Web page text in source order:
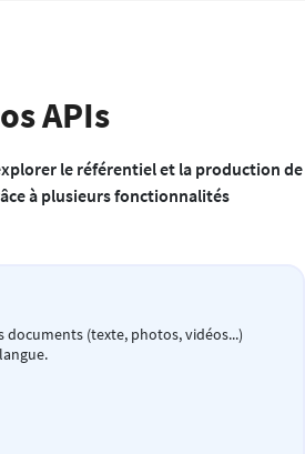
APIs
le référentiel et la production de
à plusieurs fonctionnalités
documents (texte, photos, vidéos...)